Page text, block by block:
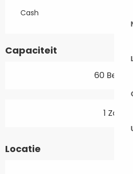
Cash
Capaciteit
60 Bestek
1 Zaal
Locatie